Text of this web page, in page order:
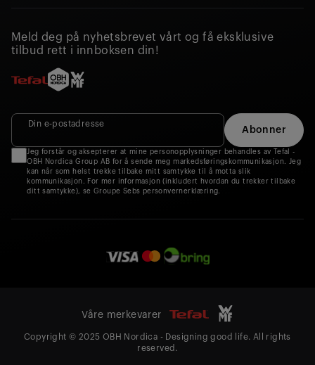
Meld deg på nyhetsbrevet vårt og få eksklusive
tilbud rett i innboksen din!
Din e‑postadresse
Abonner
Jeg forstår og aksepterer at mine personopplysninger behandles av Tefal -
OBH Nordica Group AB for å sende meg markedsføringskommunikasjon. Jeg
kan når som helst trekke tilbake mitt samtykke til å motta slik
kommunikasjon. For mer informasjon (inkludert hvordan du trekker tilbake
ditt samtykke), se Groupe Sebs personvernerklæring.
Våre merkevarer
Copyright © 2025 OBH Nordica - Designing good life. All rights
reserved.